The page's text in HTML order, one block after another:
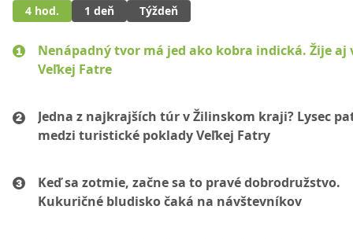
4 hod. 1 deň Týždeň
Nenápadný tvor má jed ako kobra indická. Žije aj
Veľkej Fatre
Jedna z najkrajších túr v Žilinskom kraji? Lysec
medzi turistické poklady Veľkej Fatry
Keď sa zotmie, začne sa to pravé dobrodružstvo.
Kukuričné bludisko čaká na návštevníkov